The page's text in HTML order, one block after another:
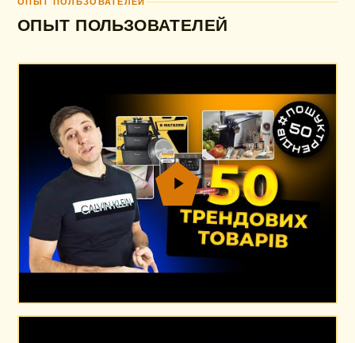
ОПЫТ ПОЛЬЗОВАТЕЛЕЙ
ОПЫТ ПОЛЬЗОВАТЕЛЕЙ